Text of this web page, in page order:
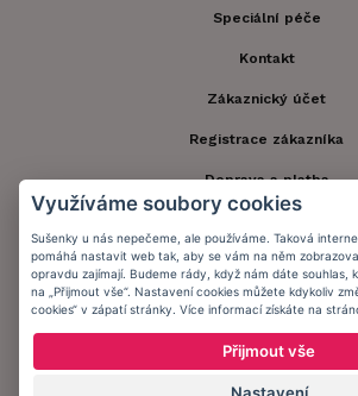
Speciální péče
Kontakt
Zákaznický účet
Registrace zákazníka
Doprava a platba
Obchodní podmínky
Ochrana osobních údajů
Informační memorandum
Zůstaňte s námi v
Využíváme soubory cookies
Sušenky u nás nepečeme, ale používáme. Taková
pomáhá nastavit web tak, aby se vám na něm
opravdu zajímají. Budeme rády, když nám dáte souhlas,
na „Přijmout vše“. Nastavení cookies můžete kdykoliv
cookies“ v zápatí stránky. Více informací získáte na
Přijmout vše